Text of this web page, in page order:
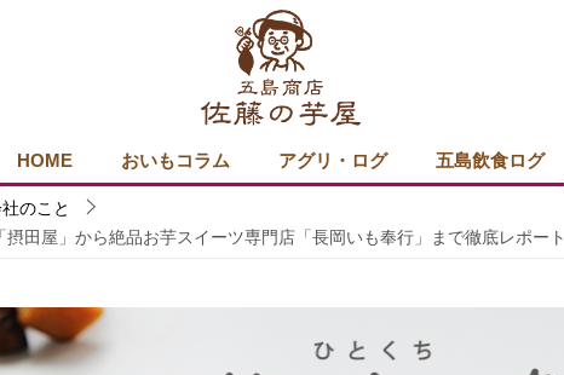
HOME おいもコラム アグリ・ログ 五島飲食ログ
のこと
田屋」から絶品お芋スイーツ専門店「長岡いも奉行」まで徹底レポート